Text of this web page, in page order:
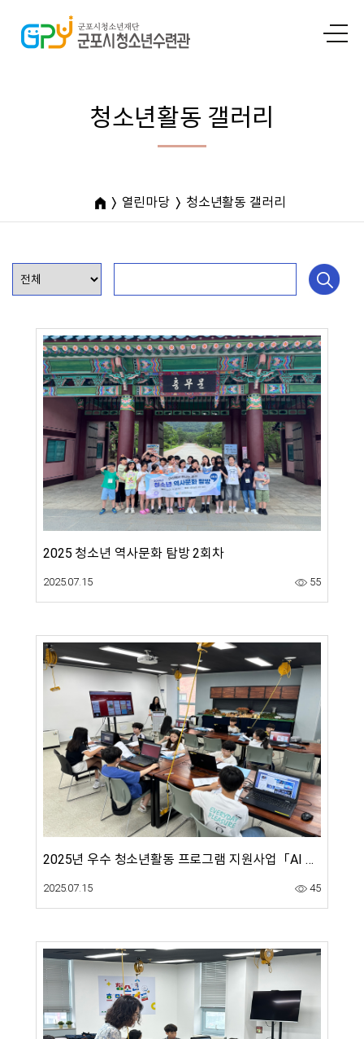
청소년활동 갤러리
열린마당 청소년활동 갤러리
2025 청소년 역사문화 탐방 2회차
2025.07.15 55
2025년 우수 청소년활동 프로그램 지원사업「AI 동화 창작연구소 'AI 동화 랩'」7월 5회차-내 동화책에 어울리는 배경음악 만들기 활동 운영
2025.07.15 45